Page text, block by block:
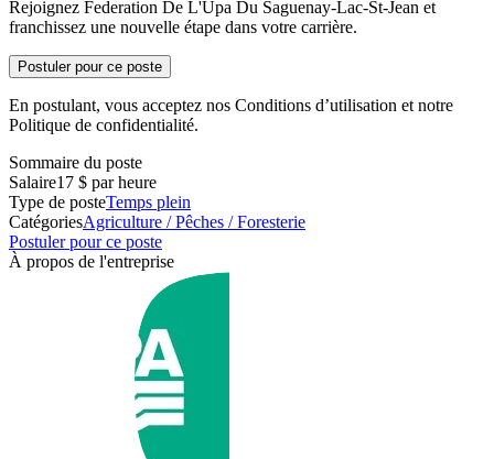
Rejoignez Federation De L'Upa Du Saguenay-Lac-St-Jean et
franchissez une nouvelle étape dans votre carrière.
Postuler pour ce poste
En postulant, vous acceptez nos Conditions d’utilisation et notre
Politique de confidentialité.
Sommaire du poste
Salaire17 $ par heure
Type de posteTemps plein
CatégoriesAgriculture / Pêches / Foresterie
Postuler pour ce poste
À propos de l'entreprise